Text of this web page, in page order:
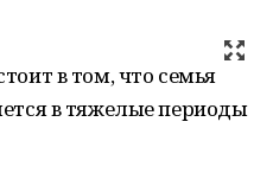
в том, что семья
в тяжелые периоды